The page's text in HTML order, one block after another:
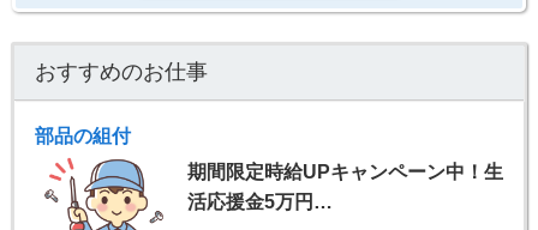
おすすめのお仕事
部品の組付
期間限定時給UPキャンペーン中！生
活応援金5万円…